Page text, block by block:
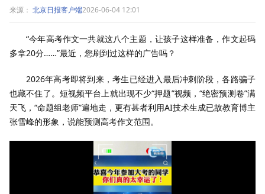
来源： 北京日报客户端2026-06-04 12:01
“今年高考作文一共就这八个主题，让孩子这样准备，作文起码
多拿20分……”最近，您刷到过这样的广告吗？
2026年高考即将到来，考生已经进入最后冲刺阶段，各路骗子
也藏不住了。短视频平台上就出现不少“押题”视频，“绝密预测卷”满
天飞，“命题组老师”遍地走，更有甚者利用AI技术生成已故教育博主
张雪峰的形象，说能预测高考作文范围。